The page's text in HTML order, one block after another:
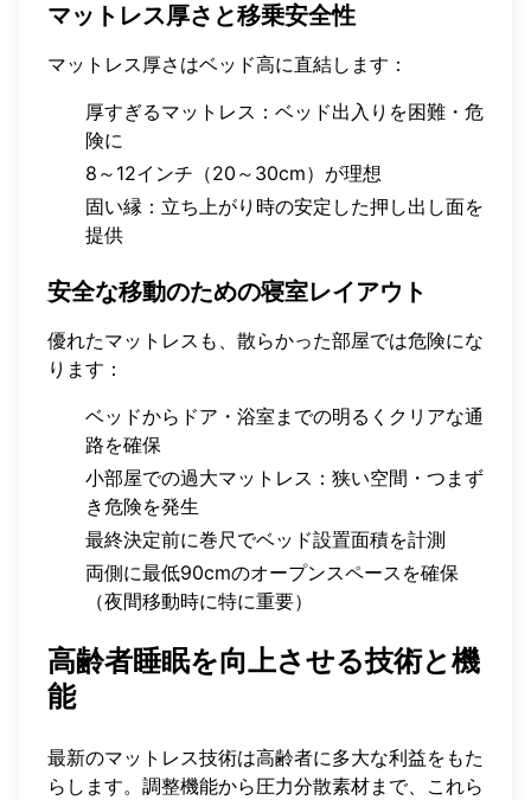
マットレス厚さと移乗安全性
マットレス厚さはベッド高に直結します：
厚すぎるマットレス：ベッド出入りを困難・危
険に
8～12インチ（20～30cm）が理想
固い縁：立ち上がり時の安定した押し出し面を
提供
安全な移動のための寝室レイアウト
優れたマットレスも、散らかった部屋では危険にな
ります：
ベッドからドア・浴室までの明るくクリアな通
路を確保
小部屋での過大マットレス：狭い空間・つまず
き危険を発生
最終決定前に巻尺でベッド設置面積を計測
両側に最低90cmのオープンスペースを確保
（夜間移動時に特に重要）
高齢者睡眠を向上させる技術と機
能
最新のマットレス技術は高齢者に多大な利益をもた
らします。調整機能から圧力分散素材まで、これら